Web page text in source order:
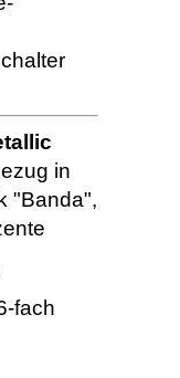
in
"Banda",
fach